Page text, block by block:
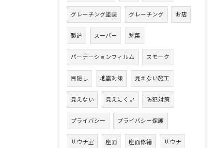
グレーチング塗装 グレーチング お店
製造 スーパー 惣菜
パーテーションフィルム スモーク
目隠し 地震対策 見えない施工
見えない 見えにくい 防犯対策
プライバシー プライバシー保護
サウナ室 座面 座面修繕 サウナ